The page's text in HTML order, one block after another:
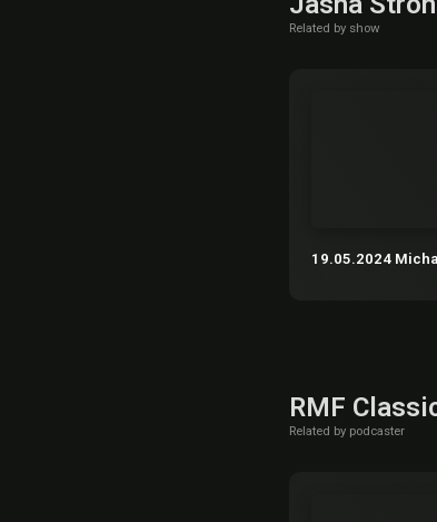
Related by show
19.05.2024
RMF
Related by podcaster